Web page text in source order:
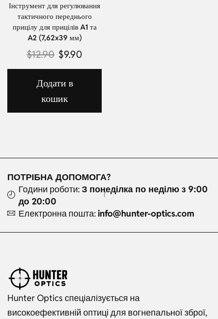
Інструмент для регулювання
тактичного переднього
прицілу для прицілів A1 та
A2 (7,62x39 мм)
$12.90 $9.90
Додати в
кошик
ПОТРІБНА ДОПОМОГА?
Години роботи: З понеділка по неділю з 9:00
до 20:00
Електронна пошта: info@hunter-optics.com
Hunter Optics спеціалізується на
високоефективній оптиці для вогнепальної зброї,